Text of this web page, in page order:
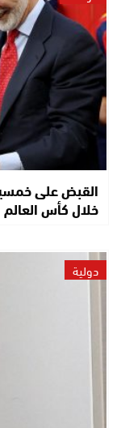
القبض على
خلال كأس العالم
دولية